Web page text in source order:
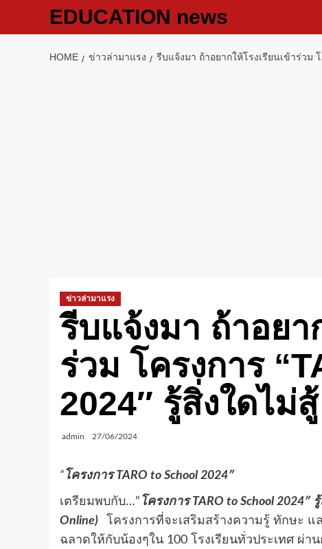
EDUCATION news
HOME ข่าวล่ามาแรง รีบแจ้งมา ถ้าอยากให้โรงเรียนเข้าร่วม
ข่าวล่ามาแรง
รีบแจ้งมา ถ้าอยา
ร่วม โครงการ
2024″ รู้สิ่งใดไม่
admin 27/06/2024
“ โครงการ TARO to School 2024″
เตรียมพบกับ…” โครงการ TARO to School 2024″
Online)
โครงการที่จะเสริมสร้างความรู้ ทักษะ
ฉลาดให้กับน้องๆใน 100 โรงเรียนทั่วประเทศ ผ่